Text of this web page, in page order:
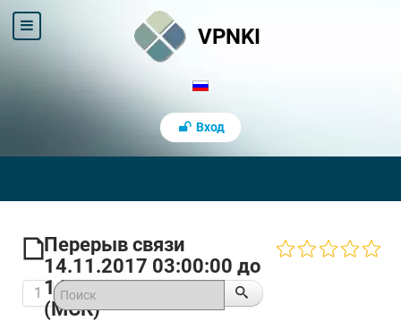
VPNKI
Вход
Перерыв связи
14.11.2017 03:00:00 до
14.11.2017 06:00:00
(МСК)
1